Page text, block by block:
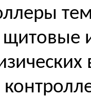
щитовые